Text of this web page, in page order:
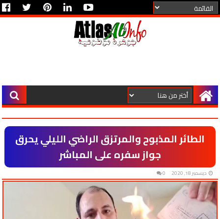
الطائر المذبوح والمرتزق الراضي الليلي يحرق
جواز سفره على المباشر
ديسمبر 18, 2020 0